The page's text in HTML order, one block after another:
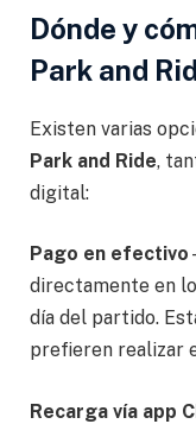
Dónde y
Park and
Existen varias
Park and Ride,
digital:
Pago en efectivo
directamente en
día del partido.
prefieren realizar
Recarga vía app